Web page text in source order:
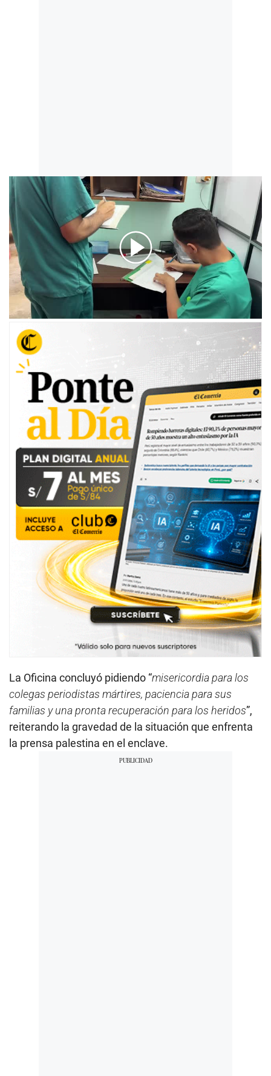
01:53
La Oficina concluyó pidiendo “misericordia para los
colegas periodistas mártires, paciencia para sus
familias y una pronta recuperación para los heridos”,
reiterando la gravedad de la situación que enfrenta
la prensa palestina en el enclave.